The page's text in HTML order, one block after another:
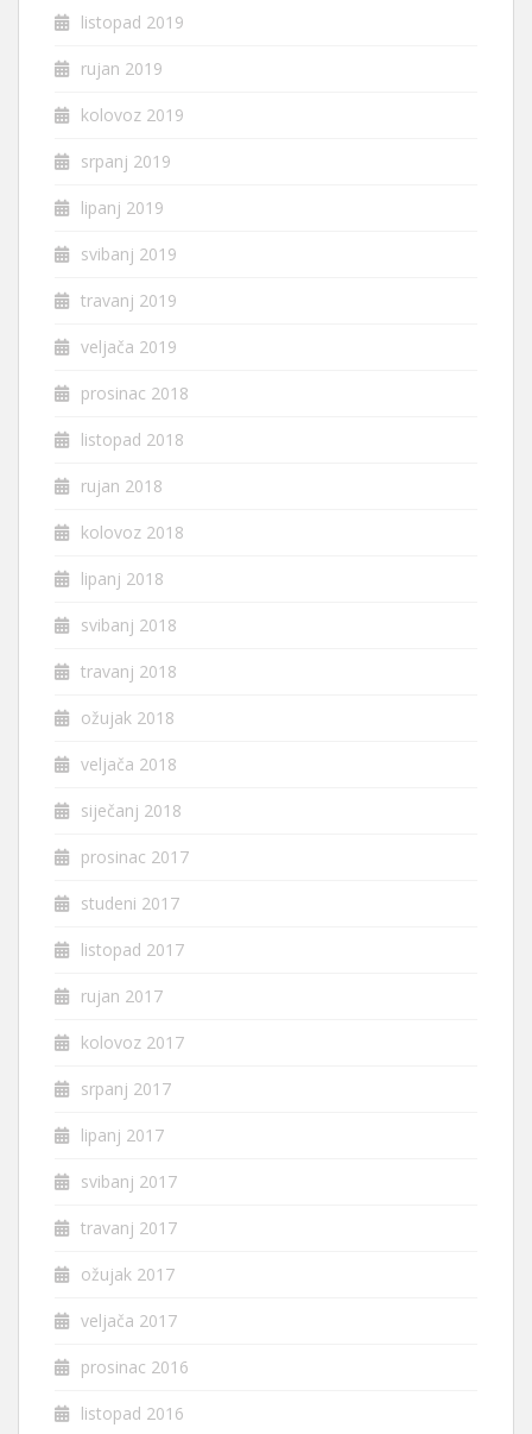
listopad 2019
rujan 2019
kolovoz 2019
srpanj 2019
lipanj 2019
svibanj 2019
travanj 2019
veljača 2019
prosinac 2018
listopad 2018
rujan 2018
kolovoz 2018
lipanj 2018
svibanj 2018
travanj 2018
ožujak 2018
veljača 2018
siječanj 2018
prosinac 2017
studeni 2017
listopad 2017
rujan 2017
kolovoz 2017
srpanj 2017
lipanj 2017
svibanj 2017
travanj 2017
ožujak 2017
veljača 2017
prosinac 2016
listopad 2016